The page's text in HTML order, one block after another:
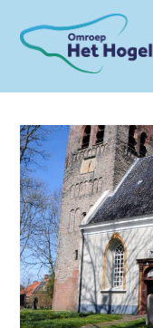
content